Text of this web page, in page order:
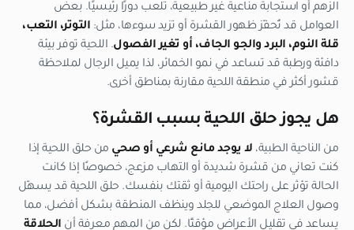
الزهم أو استجابة مناعية غير طبيعية، تلعب دورًا رئيسيًا. بعض
العوامل قد تُحفّز ظهور القشرة أو تزيد سوءها، مثل: التوتر، التعب،
قلة النوم، البرد والجو الجاف، أو تغير الفصول. اللحية توفر بيئة
دافئة ورطبة قد تساعد في نمو الخمائر، لذا يميل الرجال لملاحظة
قشور أكثر في منطقة اللحية مقارنة بمناطق أخرى.
هل يجوز حلق اللحية بسبب القشرة؟
من الناحية الطبية، لا يوجد مانع شرعي أو صحي من حلق اللحية إذا
كنت تعاني من قشرة شديدة أو التهاب مزعج، خصوصًا إذا كانت
الحالة تؤثر على راحتك اليومية أو ثقتك بنفسك. حلق اللحية قد يسهّل
وصول العلاج الموضعي للجلد وينظف المنطقة بشكل أفضل، مما
يساعد في تقليل الأعراض مؤقتًا. لكن من المهم معرفة أن الحلاقة